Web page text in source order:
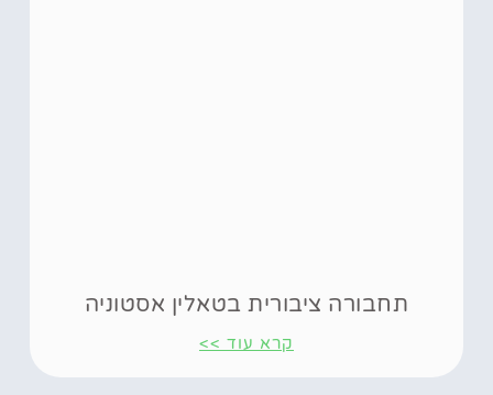
תחבורה ציבורית בטאלין אסטוניה
קרא עוד >>